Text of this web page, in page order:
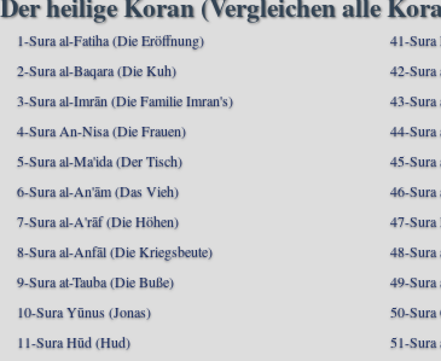
1-Sura al-Fatiha (Die Eröffnung)
2-Sura al-Baqara (Die Kuh)
3-Sura al-Imrān (Die Familie Imran's)
4-Sura An-Nisa (Die Frauen)
5-Sura al-Ma'ida (Der Tisch)
6-Sura al-An'ām (Das Vieh)
7-Sura al-A'rāf (Die Höhen)
8-Sura al-Anfāl (Die Kriegsbeute)
9-Sura at-Tauba (Die Buße)
10-Sura Yūnus (Jonas)
11-Sura Hūd (Hud)
41-
42-Sura
43-
44-Sura
45-Sura
46-Sura
47-Sura
48-Sura
49-Sura
50-
51-